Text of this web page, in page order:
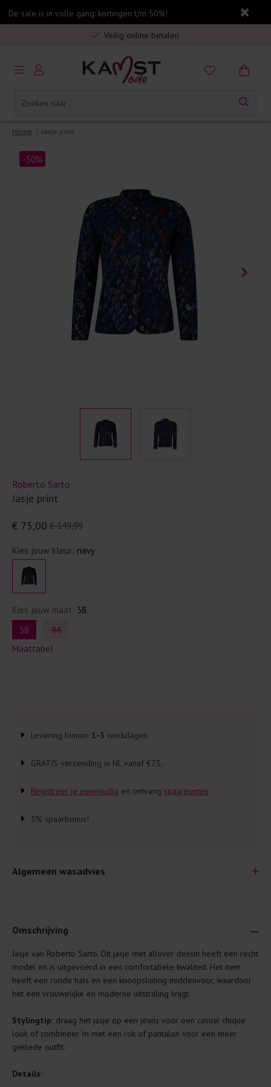
De sale is in volle gang: kortingen t/m 50%!
Gratis verzending in Nederland vanaf €75,-
Veilig online betalen
5% spaarbonus op jouw aankoop
Gratis verzending in Nederland vanaf €75,-
Home / Jasje print
-50%
Roberto Sarto
Jasje print
€ 149,99
€ 75,00
Kies jouw kleur: navy
Kies jouw maat: 38
38
44
Maattabel
Levering binnen 1-3 werkdagen
GRATIS verzending in NL vanaf €75,-
Registreer je eenvoudig en ontvang spaarpunten
5% spaarbonus!
Algemeen wasadvies
Je wilt natuurlijk lang plezier hebben van je nieuwe kleding.
Daarom geven wij een aantal algemene was-tips:
Lees altijd eerst even het was-etiket.
Was kleding binnenste buiten. Dat beschermt de
buitenkant.
Wees zuinig met wasmiddel. Per kledingstuk is een drupje
Omschrijving
Jasje van Roberto Sarto. Dit jasje met allover dessin heeft een recht
model en is uitgevoerd in een comfortabele kwaliteit. Het item
heeft een ronde hals en een knoopsluiting middenvoor, waardoor
het een vrouwelijke en moderne uitstraling krijgt.
Stylingtip: draag het jasje op een jeans voor een casual chique
look of combineer ‘m met een rok of pantalon voor een meer
geklede outfit.
Details: